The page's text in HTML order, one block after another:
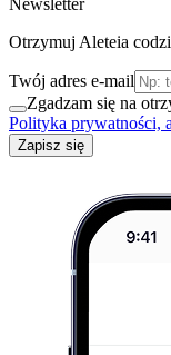
Otrzymuj Aleteia
Twój adres e-mail
Zgadzam się na
Polityka prywatności,
Zapisz się